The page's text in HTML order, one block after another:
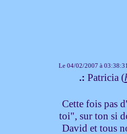
Le 04/02/2007 à 03:38:31
.: Patricia (
Cette fois pas
toi", sur ton si
David et tous